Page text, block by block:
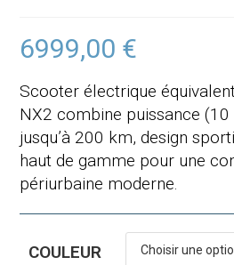
6999,00 €
Scooter électrique
NX2 combine puissance
jusqu’à 200 km, design
haut de gamme pour une
périurbaine moderne.
COULEUR